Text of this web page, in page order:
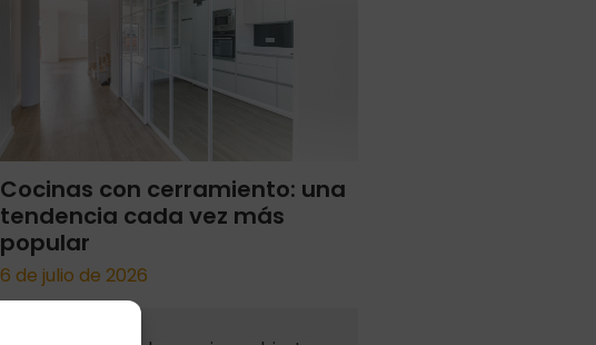
Cocinas con cerramiento: una
tendencia cada vez más
popular
6 de julio de 2026